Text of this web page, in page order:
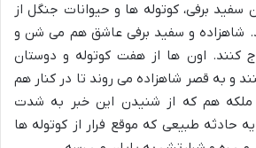
برفی، کوتوله ها و حیوانات جنگل از
شاهزاده و سفید برفی عاشق هم می شن و
کنند. اون ها از هفت کوتوله و دوستان
و به قصر شاهزاده می روند تا در کنار هم
ملکه هم که از شنیدن این خبر به شدت
حادثه طبیعی که موقع فرار از کوتوله ها